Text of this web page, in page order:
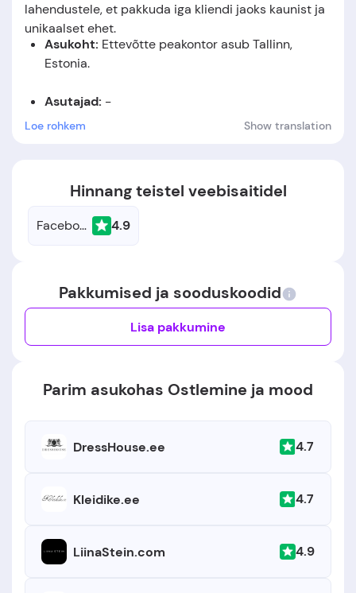
lahendustele, et pakkuda iga kliendi jaoks kaunist ja
unikaalset ehet.
Asukoht: Ettevõtte peakontor asubTallinn,
Estonia.
Asutajad: -
Loe rohkem Show translation
Hinnang teistel veebisaitidel
Facebook 4.9
Pakkumised ja sooduskoodid
Lisa pakkumine
Parim asukohas Ostlemine ja mood
DressHouse.ee 4.7
Kleidike.ee 4.7
LiinaStein.com 4.9